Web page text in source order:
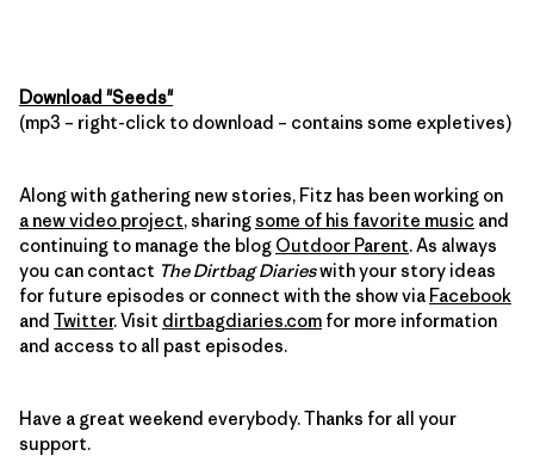
Download "Seeds"
(mp3 – right-click to download – contains some expletives)
Along with gathering new stories, Fitz has been working on
a new video project, sharingsome of his favorite music and
continuing to manage the blog Outdoor Parent. As always
you can contact The Dirtbag Diarieswith your story ideas
for future episodes or connect with the show via Facebook
and Twitter. Visit dirtbagdiaries.com for more information
and access to all past episodes.
Have a great weekend everybody. Thanks for all your
support.